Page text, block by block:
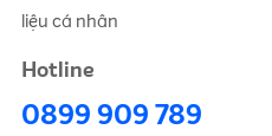
liệu cá nhân
Hotline
0899 909 789